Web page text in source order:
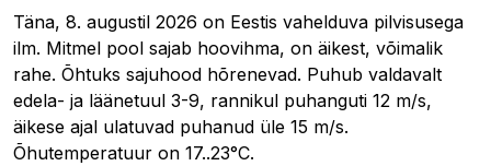
Täna, 8. augustil 2026 on Eestis vahelduva pilvisusega
ilm. Mitmel pool sajab hoovihma, on äikest, võimalik
rahe. Õhtuks sajuhood hõrenevad. Puhub valdavalt
edela- ja läänetuul 3-9, rannikul puhanguti 12 m/s,
äikese ajal ulatuvad puhanud üle 15 m/s.
Õhutemperatuur on 17..23°C.